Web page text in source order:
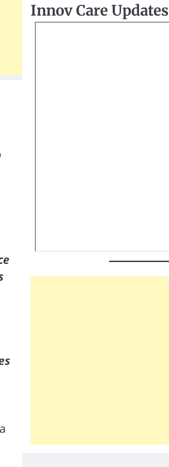
Innov Care Updates